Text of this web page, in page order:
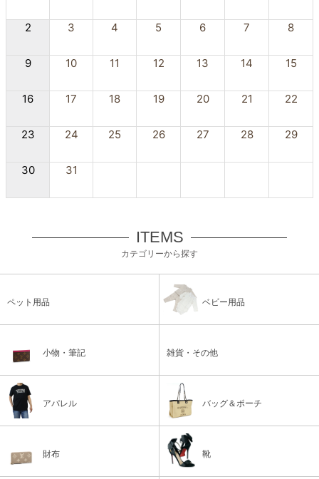
2 3 4 5 6 7 8
9 10 11 12 13 14 15
16 17 18 19 20 21 22
23 24 25 26 27 28 29
30 31
ITEMS
カテゴリーから探す
ペット用品 ベビー用品
小物・筆記 雑貨・その他
アパレル バッグ＆ポーチ
財布 靴